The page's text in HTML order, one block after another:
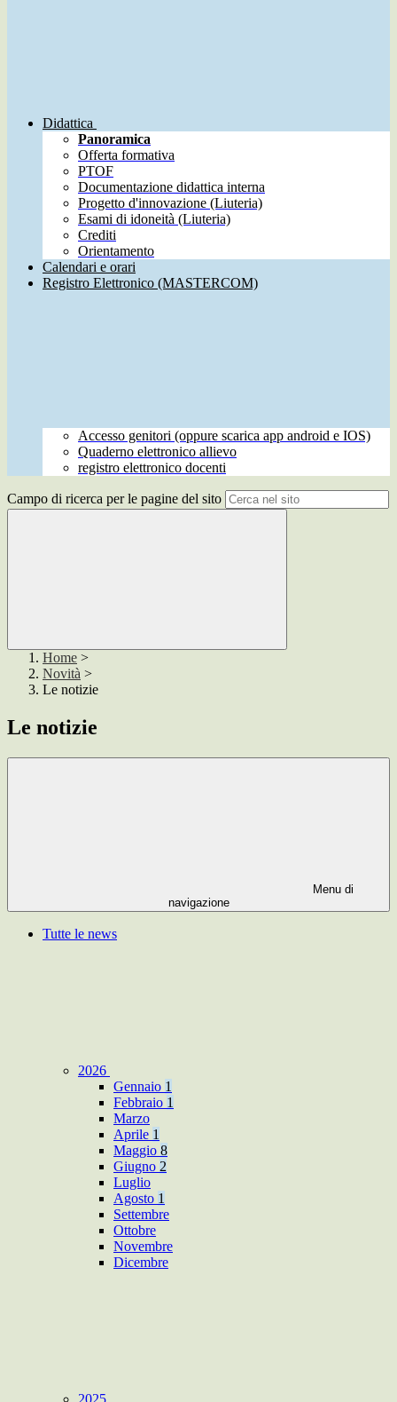
Didattica
Panoramica
Offerta formativa
PTOF
Documentazione didattica interna
Progetto d'innovazione (Liuteria)
Esami di idoneità (Liuteria)
Crediti
Orientamento
Calendari e orari
Registro Elettronico (MASTERCOM)
Accesso genitori (oppure scarica app android e IOS)
Quaderno elettronico allievo
registro elettronico docenti
Campo di ricerca per le pagine del sito
Home >
Novità >
Le notizie
Le notizie
Menu di
navigazione
Tutte le news
2026
Gennaio 1
Febbraio 1
Marzo
Aprile 1
Maggio 8
Giugno 2
Luglio
Agosto 1
Settembre
Ottobre
Novembre
Dicembre